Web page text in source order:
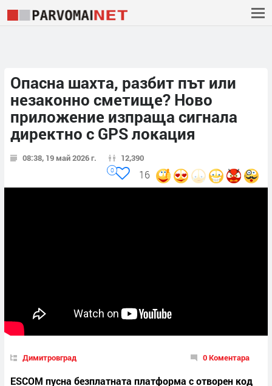
Опасна шахта, разбит път или
незаконно сметище? Ново
приложение изпраща сигнала
директно с GPS локация
08:38, 19 май 2026 г. 12,390
16
0
Димитровград 0 Коментара
ESCOM пусна безплатната платформа с отворен код